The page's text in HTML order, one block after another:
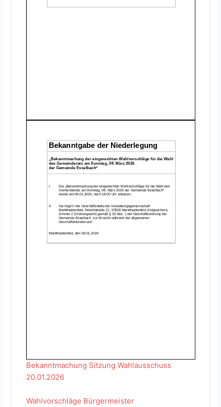
Bekanntmachung Sitzung Wahlausschuss
20.01.2026
Wahlvorschläge Bürgermeister